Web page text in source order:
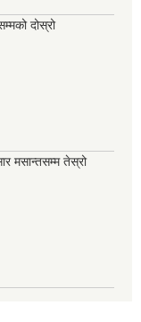
दोस्रो
मसान्तसम्म तेस्रो